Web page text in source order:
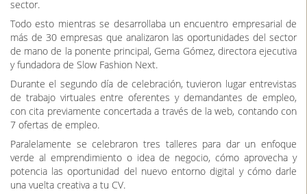
Durante el segundo día de celebración, tuvieron lugar entrevistas
de trabajo virtuales entre oferentes y demandantes de empleo,
con cita previamente concertada a través de la web, contando con
7 ofertas de empleo.
Paralelamente se celebraron tres talleres para dar un enfoque
verde al emprendimiento o idea de negocio, cómo aprovecha y
potencia las oportunidad del nuevo entorno digital y cómo darle
una vuelta creativa a tu CV.
Se puede obtener más información
enhttps://feriasempleobadajoz.es/.